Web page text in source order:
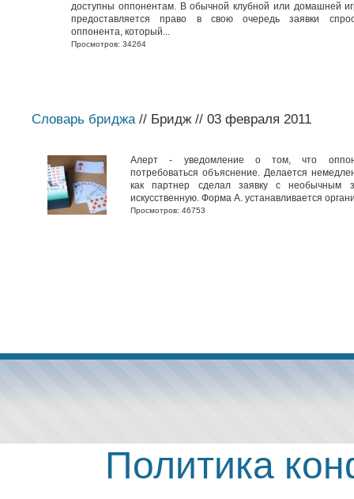
доступны оппонентам. В обычной клубной или домашней
предоставляется право в свою очередь заявки
оппонента, который...
Просмотров: 34264
Словарь бриджа// Бридж // 03 февраля 2011
Алерт - уведомление о том, что
потребоваться объяснение. Делается
как партнер сделал заявку с необычным
искусственную. Форма А. устанавливается
Просмотров: 46753
Политика